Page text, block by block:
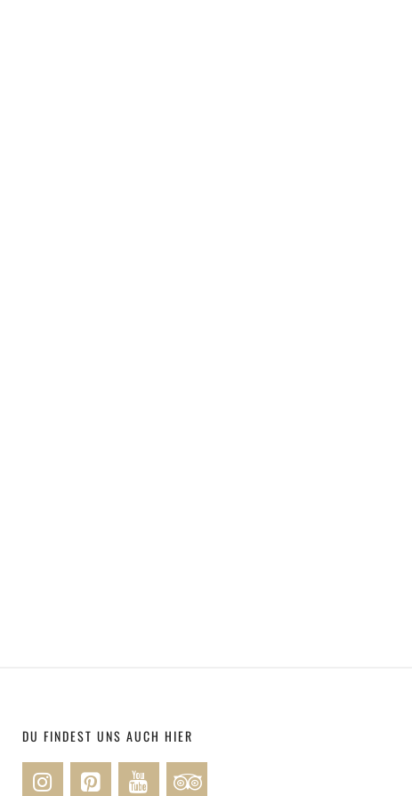
DU FINDEST UNS AUCH HIER